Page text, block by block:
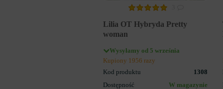
Lilia OT Hybryda Pretty
woman
Wysyłamy od 5 września
Kupiony 1956 razy
Kod produktu
1308
Dostępność
W magazynie